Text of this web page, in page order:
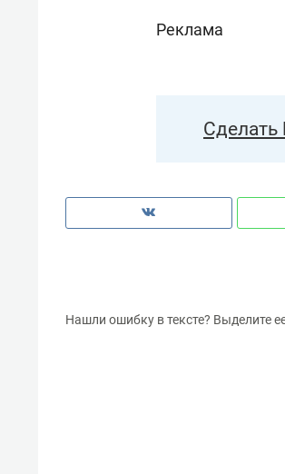
Реклама
Сделать
Нашли ошибку в тексте? Выделите